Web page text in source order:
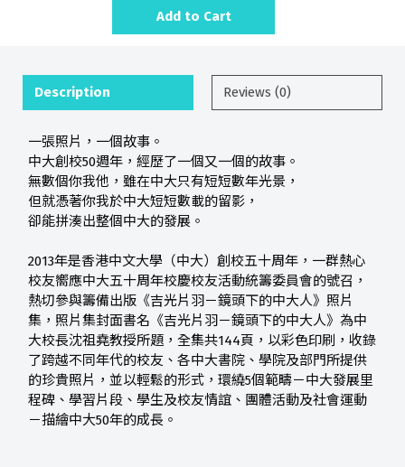
Add to Cart
Description Reviews (0)
一張照片，一個故事。
中大創校50週年，經歷了一個又一個的故事。
無數個你我他，雖在中大只有短短數年光景，
但就憑著你我於中大短短數載的留影，
卻能拼湊出整個中大的發展。
2013年是香港中文大學（中大）創校五十周年，一群熱心
校友嚮應中大五十周年校慶校友活動統籌委員會的號召，
熱切參與籌備出版《吉光片羽－鏡頭下的中大人》照片
集，照片集封面書名《吉光片羽－鏡頭下的中大人》為中
大校長沈祖堯教授所題，全集共144頁，以彩色印刷，收錄
了跨越不同年代的校友、各中大書院、學院及部門所提供
的珍貴照片，並以輕鬆的形式，環繞5個範疇－中大發展里
程碑、學習片段、學生及校友情誼、團體活動及社會運動
－描繪中大50年的成長。